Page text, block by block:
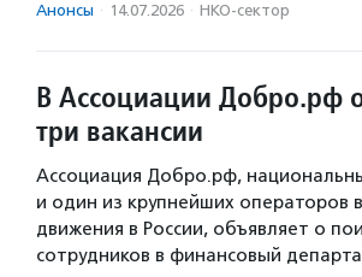
Анонсы · 14.07.2026 · НКО-сектор
В Ассоциации Добро.рф
три вакансии
Ассоциация Добро.рф,
и один из крупнейших операторов
движения в России, объявляет о
сотрудников в финансовый